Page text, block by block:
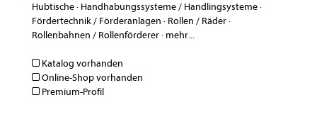
Hubtische· Handhabungssysteme / Handlingsysteme·
Fördertechnik / Förderanlagen · Rollen / Räder·
Rollenbahnen / Rollenförderer· mehr...
Katalog vorhanden
Online-Shop vorhanden
Premium-Profil